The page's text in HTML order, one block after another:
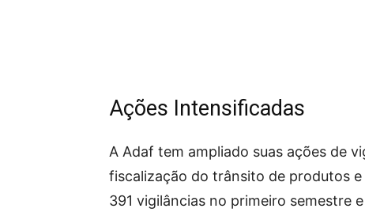
Ações Intensificadas
A Adaf tem ampliado suas ações de
fiscalização do trânsito de produtos
391 vigilâncias no primeiro semestre